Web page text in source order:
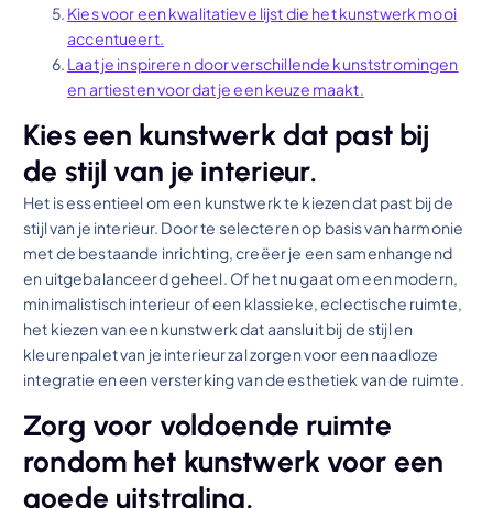
Kies voor een kwalitatieve lijst die het kunstwerk mooi
accentueert.
Laat je inspireren door verschillende kunststromingen
en artiesten voordat je een keuze maakt.
Kies een kunstwerk dat past bij
de stijl van je interieur.
Het is essentieel om een kunstwerk te kiezen dat past bij de
stijl van je interieur. Door te selecteren op basis van harmonie
met de bestaande inrichting, creëer je een samenhangend
en uitgebalanceerd geheel. Of het nu gaat om een modern,
minimalistisch interieur of een klassieke, eclectische ruimte,
het kiezen van een kunstwerk dat aansluit bij de stijl en
kleurenpalet van je interieur zal zorgen voor een naadloze
integratie en een versterking van de esthetiek van de ruimte.
Zorg voor voldoende ruimte
rondom het kunstwerk voor een
goede uitstraling.